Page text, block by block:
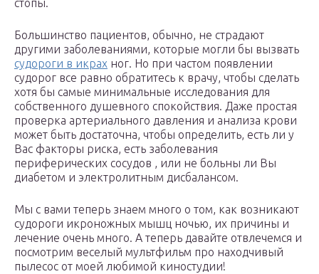
стопы.
Большинство пациентов, обычно, не страдают
другими заболеваниями, которые могли бы вызвать
судороги в икрах ног. Но при частом появлении
судорог все равно обратитесь к врачу, чтобы сделать
хотя бы самые минимальные исследования для
собственного душевного спокойствия. Даже простая
проверка артериального давления и анализа крови
может быть достаточна, чтобы определить, есть ли у
Вас факторы риска, есть заболевания
периферических сосудов , или не больны ли Вы
диабетом и электролитным дисбалансом.
Мы с вами теперь знаем много о том, как возникают
судороги икроножных мышц ночью, их причины и
лечение очень много. А теперь давайте отвлечемся и
посмотрим веселый мультфильм про находчивый
пылесос от моей любимой киностудии!